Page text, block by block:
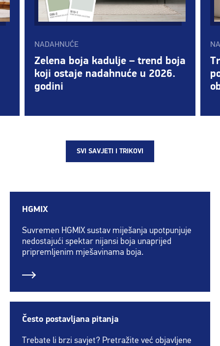
NADAHNUĆE
Zelena boja kadulje – trend boja
koji ostaje nadahnuće u 2026.
godini
SVI SAVJETI I TRIKOVI
HGMIX
Suvremen HGMIX sustav miješanja upotpunjuje
nedostajući spektar nijansi boja unaprijed
pripremljenim mješavinama boja.
Često postavljana pitanja
Trebate li brzi savjet? Pretražite već objavljene